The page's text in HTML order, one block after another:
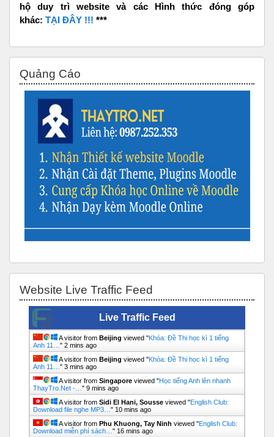
hộ duy trì website và các Hình thức đóng góp
khác: TẠI ĐÂY !!! ***
Quảng Cáo
Website Live Traffic Feed
Live Traffic Feed
A visitor from Beijing viewed "Khóa: Đề Thi học kì 1 tiếng
Anh 11… " 2 mins ago
A visitor from Beijing viewed "Khóa: Đề Thi học kì 1 tiếng
Anh 11… " 3 mins ago
A visitor from Singapore viewed "Học tiếng Anh lên nhanh
ThayTro.Net -… " 9 mins ago
A visitor from Sidi El Hani, Sousse viewed "English Club:
Download file nghe MP3… " 10 mins ago
A visitor from Phu Khuong, Tay Ninh viewed "English Club:
Download miễn phí sách… " 16 mins ago